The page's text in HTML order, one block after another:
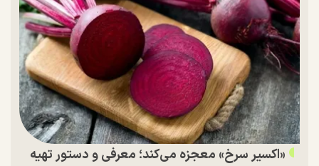
«اکسیر سرخ» معجزه می‌کند؛ معرفی و دستور تهیه